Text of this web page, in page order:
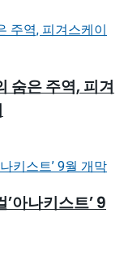
숨은 주역, 피겨
아나키스트’ 9